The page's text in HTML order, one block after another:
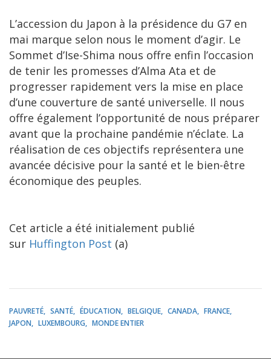
L’accession du Japon à la présidence du G7 en
mai marque selon nous le moment d’agir. Le
Sommet d’Ise-Shima nous offre enfin l’occasion
de tenir les promesses d’Alma Ata et de
progresser rapidement vers la mise en place
d’une couverture de santé universelle. Il nous
offre également l’opportunité de nous préparer
avant que la prochaine pandémie n’éclate. La
réalisation de ces objectifs représentera une
avancée décisive pour la santé et le bien-être
économique des peuples.
Cet article a été initialement publié
sur Huffington Post (a)
PAUVRETÉ SANTÉ ÉDUCATION BELGIQUE CANADA
FRANCE
JAPON
LUXEMBOURG MONDE ENTIER